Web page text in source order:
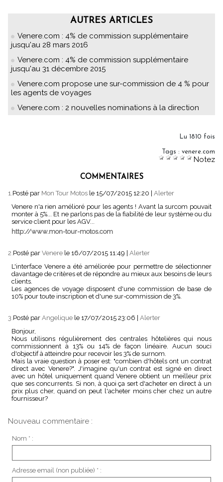
AUTRES ARTICLES
Venere.com : 4% de commission supplémentaire
jusqu'au 28 mars 2016
Venere.com : 4% de commission supplémentaire
jusqu'au 31 décembre 2015
Venere.com propose une sur-commission de 4 % pour
les agents de voyages
Venere.com : 2 nouvelles nominations à la direction
Lu 1810 fois
Tags : venere.com
Notez
COMMENTAIRES
1. Posté par Mon Tour Motos le 15/07/2015 12:20
Alerter
Venere n'a rien amélioré pour les agents ! Avant la surcom pouvait
monter à 5%... Et ne parlons pas de la fiabilité de leur système ou du
service client pour les AGV...
http://www.mon-tour-motos.com
2.Posté par Venere le 16/07/2015 11:49
Alerter
L'interface Venere a été améliorée pour permettre de sélectionner
davantage de critères et de répondre au mieux aux besoins de leurs
clients.
Les agences de voyage disposent d'une commission de base de
10% pour toute inscription et d'une sur-commission de 3%.
3.Posté par Angelique le 17/07/2015 23:06
Alerter
Bonjour,
Nous utilisons régulièrement des centrales hôtelières qui nous
commissionnent à 13% ou 14% de façon linéaire. Aucun souci
d'objectif à atteindre pour recevoir les 3% de surnom.
Mais la vraie question à poser est: "combien d'hôtels ont un contrat
direct avec Venere?". J'imagine qu'un contrat est signé en direct
avec un hôtel uniquement quand Venere obtient un meilleur prix
que ses concurrents. Si non, à quoi ça sert d'acheter en direct à un
prix plus cher, quand on peut l'acheter moins cher chez un autre
fournisseur?
Nouveau commentaire :
Nom * :
Adresse email (non publiée) * :